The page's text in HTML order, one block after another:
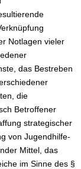
Notlagen vieler
das Bestreben
die
Betroffener
strategischer
von Jugendhilfe-
Mittel, das
im Sinne des §